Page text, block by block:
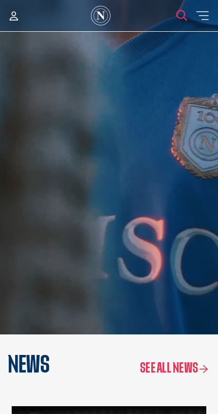
NEWS SEE ALL NEWS